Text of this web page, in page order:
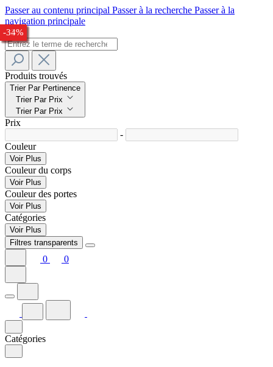
Passer au contenu principal Passer à la recherche Passer à la
navigation principale
Produits trouvés
Trier Par Pertinence
Trier Par Prix
Trier Par Prix
Prix
-
Couleur
Voir Plus
Couleur du corps
Voir Plus
Couleur des portes
Voir Plus
Catégories
Voir Plus
Filtres transparents
0 0
Catégories
-28%
-24%
-28%
-30%
-28%
-27%
-33%
-34%